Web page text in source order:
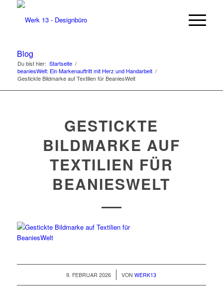
Blog
Du bist hier: Startseite /
beaniesWelt: Ein Markenauftritt mit Herz und Handarbeit /
Gestickte Bildmarke auf Textilien für BeaniesWelt
GESTICKTE
BILDMARKE AUF
TEXTILIEN FÜR
BEANIESWELT
9. FEBRUAR 2026
/ VONWERK13